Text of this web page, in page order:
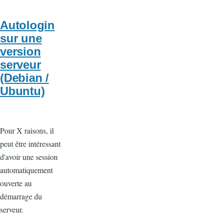
Autologin
sur une
version
serveur
(Debian /
Ubuntu)
Pour X raisons, il
peut être intéressant
d'avoir une session
automatiquement
ouverte au
démarrage du
serveur.